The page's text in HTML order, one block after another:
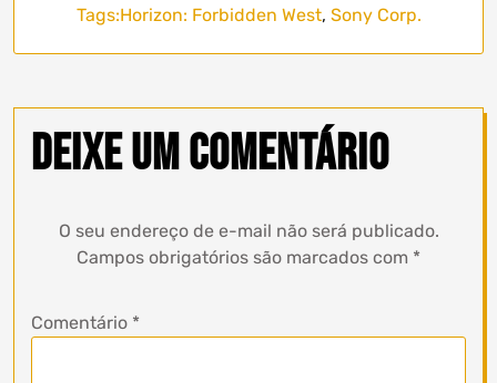
Tags:Horizon: Forbidden West, Sony Corp.
Deixe um comentário
O seu endereço de e-mail não será publicado.
Campos obrigatórios são marcados com *
Comentário *